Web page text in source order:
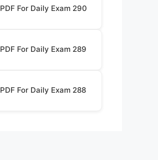
PDF For Daily Exam 290
PDF For Daily Exam 289
PDF For Daily Exam 288